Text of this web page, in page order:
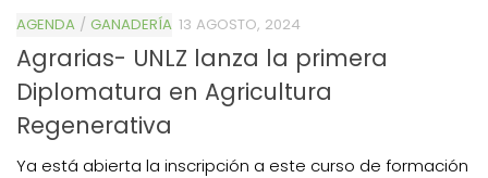
AGENDA / GANADERÍA 13 AGOSTO, 2024
Agrarias- UNLZ lanza la primera
Diplomatura en Agricultura
Regenerativa
Ya está abierta la inscripción a este curso de formación